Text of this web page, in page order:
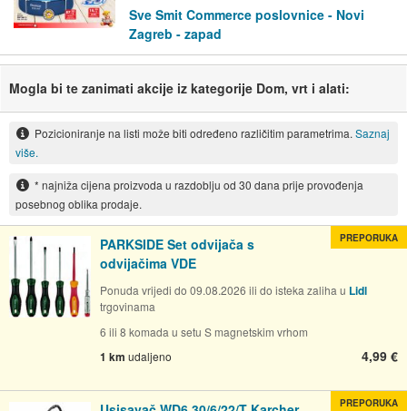
Sve Smit Commerce poslovnice - Novi
Zagreb - zapad
Mogla bi te zanimati akcije iz kategorije Dom, vrt i alati:
Pozicioniranje na listi može biti određeno različitim parametrima. Saznaj
više.
* najniža cijena proizvoda u razdoblju od 30 dana prije provođenja
posebnog oblika prodaje.
PARKSIDE Set odvijača s
odvijačima VDE
Ponuda vrijedi do 09.08.2026 ili do isteka zaliha u Lidl
trgovinama
6 ili 8 komada u setu S magnetskim vrhom
1 km udaljeno 4,99 €
PREPORUKA
PREPORUKA